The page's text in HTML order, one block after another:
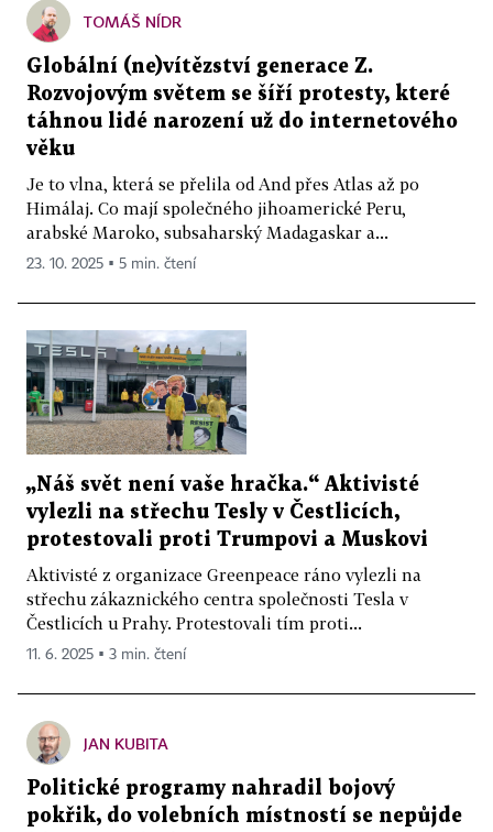
TOMÁŠ NÍDR
Globální (ne)vítězství generace Z.
Rozvojovým světem se šíří protesty, které
táhnou lidé narození už do internetového
věku
Je to vlna, která se přelila od And přes Atlas až po
Himálaj. Co mají společného jihoamerické Peru,
arabské Maroko, subsaharský Madagaskar a...
23. 10. 2025 ▪ 5 min. čtení
„Náš svět není vaše hračka.“ Aktivisté
vylezli na střechu Tesly v Čestlicích,
protestovali proti Trumpovi a Muskovi
Aktivisté z organizace Greenpeace ráno vylezli na
střechu zákaznického centra společnosti Tesla v
Čestlicích u Prahy. Protestovali tím proti...
11. 6. 2025 ▪ 3 min. čtení
JAN KUBITA
Politické programy nahradil bojový
pokřik, do volebních místností se nepůjde